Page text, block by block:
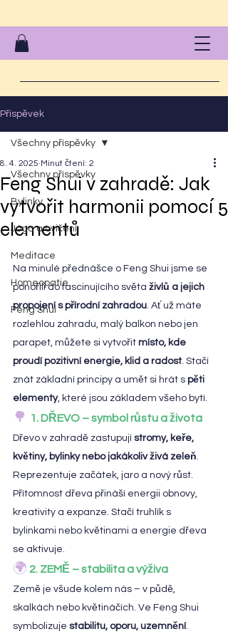
Příspěvek
Všechny příspěvky
Bylinky
Jóga a cvičení
Meditace
Homeopatie
Feng Shui
Všechny příspěvky
Feng Shui v zahradě: Jak
vytvořit harmonii pomocí 5
elementů
8. 4. 2025 Minut čtení: 2
Na minulé přednášce o Feng Shui jsme se
ponořili do fascinujícího světa živlů a jejich
propojení s přírodní zahradou. Ať už máte
rozlehlou zahradu, malý balkon nebo jen
parapet, můžete si vytvořit místo, kde
proudí pozitivní energie, klid a radost. Stačí
znát základní principy a umět si hrát s pěti
elementy, které jsou základem všeho bytí.
🌳 1. DŘEVO – symbol růstu a života
Dřevo v zahradě zastupují stromy, keře,
květiny, bylinky nebo jakákoliv živá zeleň.
Reprezentuje začátek, jaro a nový růst.
Přítomnost dřeva přináší energii obnovy,
kreativity a expanze. Stačí truhlík s
bylinkami nebo květinami a energie dřeva
se aktivuje.
🌍 2. ZEMĚ – stabilita a výživa
Země je všude kolem nás – v půdě,
skalkách nebo květináčích. Ve Feng Shui
symbolizuje stabilitu, oporu, uzemnění.